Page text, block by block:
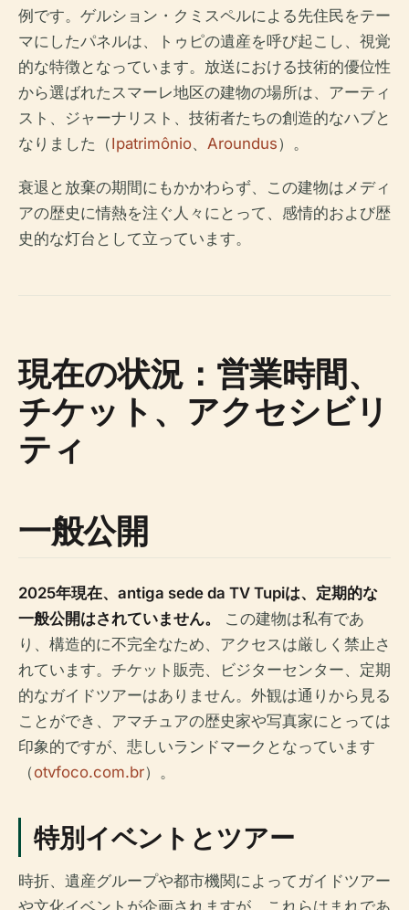
例です。ゲルション・クミスペルによる先住民をテー
マにしたパネルは、トゥピの遺産を呼び起こし、視覚
的な特徴となっています。放送における技術的優位性
から選ばれたスマーレ地区の建物の場所は、アーティ
スト、ジャーナリスト、技術者たちの創造的なハブと
なりました（Ipatrimônio、 Aroundus）。
衰退と放棄の期間にもかかわらず、この建物はメディ
アの歴史に情熱を注ぐ人々にとって、感情的および歴
史的な灯台として立っています。
現在の状況：営業時間、
チケット、アクセシビリ
ティ
一般公開
2025年現在、antiga sede da TV Tupiは、定期的な
一般公開はされていません。
この建物は私有であ
り、構造的に不完全なため、アクセスは厳しく禁止さ
れています。チケット販売、ビジターセンター、定期
的なガイドツアーはありません。外観は通りから見る
ことができ、アマチュアの歴史家や写真家にとっては
印象的ですが、悲しいランドマークとなっています
（otvfoco.com.br）。
特別イベントとツアー
時折、遺産グループや都市機関によってガイドツアー
や文化イベントが企画されますが、これらはまれであ